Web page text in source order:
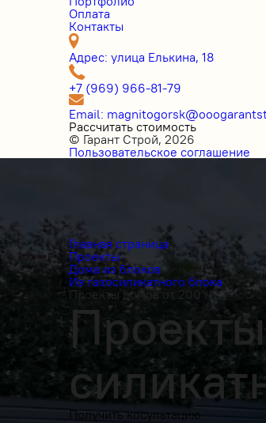
Оплата
Контакты
Адрес: улица Елькина, 18
+7 (969) 966-81-79
Email:
Рассчитать стоимость
© Гарант Строй, 2026
Пользовательское соглашение
Главная страница
Проекты
Дома из блоков
Из газосиликатного блока
Проекты домов от 200 м2
Получить косультацию